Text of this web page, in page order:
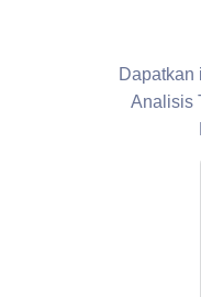
Dapatkan
Analisis